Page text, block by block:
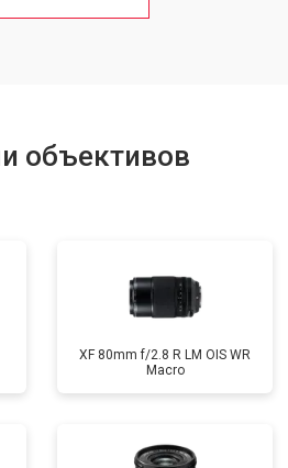
объективов
XF 80mm f/2.8 R LM OIS WR
Macro